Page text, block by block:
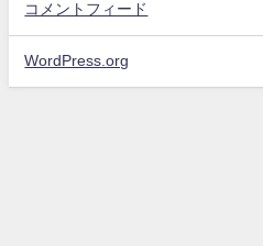
コメントフィード
WordPress.org